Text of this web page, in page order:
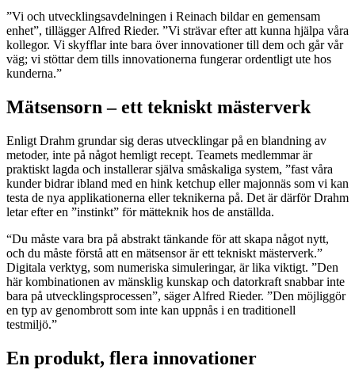
”Vi och utvecklingsavdelningen i Reinach bildar en gemensam
enhet”, tillägger Alfred Rieder. ”Vi strävar efter att kunna hjälpa våra
kollegor. Vi skyfflar inte bara över innovationer till dem och går vår
väg; vi stöttar dem tills innovationerna fungerar ordentligt ute hos
kunderna.”
Mätsensorn – ett tekniskt mästerverk
Enligt Drahm grundar sig deras utvecklingar på en blandning av
metoder, inte på något hemligt recept. Teamets medlemmar är
praktiskt lagda och installerar själva småskaliga system, ”fast våra
kunder bidrar ibland med en hink ketchup eller majonnäs som vi kan
testa de nya applikationerna eller teknikerna på. Det är därför Drahm
letar efter en ”instinkt” för mätteknik hos de anställda.
“Du måste vara bra på abstrakt tänkande för att skapa något nytt,
och du måste förstå att en mätsensor är ett tekniskt mästerverk.”
Digitala verktyg, som numeriska simuleringar, är lika viktigt. ”Den
här kombinationen av mänsklig kunskap och datorkraft snabbar inte
bara på utvecklingsprocessen”, säger Alfred Rieder. ”Den möjliggör
en typ av genombrott som inte kan uppnås i en traditionell
testmiljö.”
En produkt, flera innovationer